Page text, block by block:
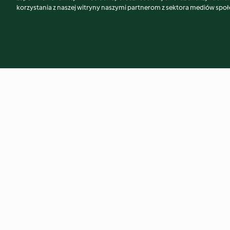
korzystania z naszej witryny naszymi partnerom z sektora mediów